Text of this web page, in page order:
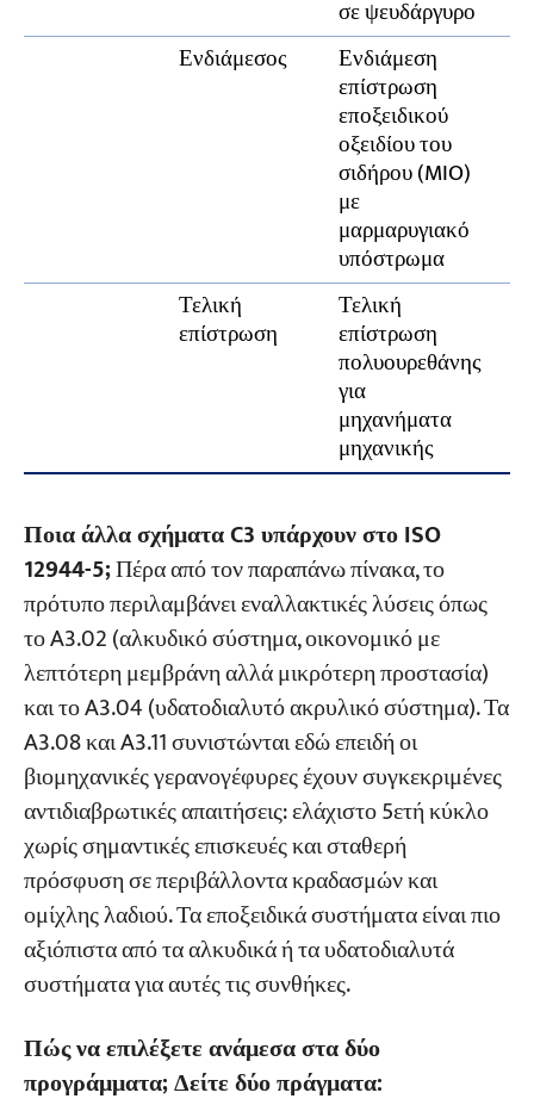
σε ψευδάργυρο
Ενδιάμεσος Ενδιάμεση
επίστρωση
εποξειδικού
οξειδίου του
σιδήρου (MIO)
με
μαρμαρυγιακό
υπόστρωμα
Τελική
επίστρωση
Τελική
επίστρωση
πολυουρεθάνης
για
μηχανήματα
μηχανικής
Ποια άλλα σχήματα C3 υπάρχουν στο ISO
12944-5;Πέρα από τον παραπάνω πίνακα, το
πρότυπο περιλαμβάνει εναλλακτικές λύσεις όπως
το A3.02 (αλκυδικό σύστημα, οικονομικό με
λεπτότερη μεμβράνη αλλά μικρότερη προστασία)
και το A3.04 (υδατοδιαλυτό ακρυλικό σύστημα). Τα
A3.08 και A3.11 συνιστώνται εδώ επειδή οι
βιομηχανικές γερανογέφυρες έχουν συγκεκριμένες
αντιδιαβρωτικές απαιτήσεις: ελάχιστο 5ετή κύκλο
χωρίς σημαντικές επισκευές και σταθερή
πρόσφυση σε περιβάλλοντα κραδασμών και
ομίχλης λαδιού. Τα εποξειδικά συστήματα είναι πιο
αξιόπιστα από τα αλκυδικά ή τα υδατοδιαλυτά
συστήματα για αυτές τις συνθήκες.
Πώς να επιλέξετε ανάμεσα στα δύο
προγράμματα; Δείτε δύο πράγματα: